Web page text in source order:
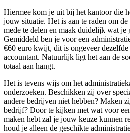
Hiermee kom je uit bij het kantoor die
jouw situatie. Het is aan te raden om
mede te delen en maak duidelijk wat je
Gemiddeld ben je voor een
€60 euro kwijt, dit is ongeveer
accountant. Natuurlijk ligt het aan de
totaal aan hangt.
Het is tevens wijs om het
onderzoeken. Beschikken zij over
andere bedrijven niet hebben? Maken
bedrijf? Door te kijken met wat voor
maken hebt zal je jouw keuze kunnen
houd je alleen de geschikte